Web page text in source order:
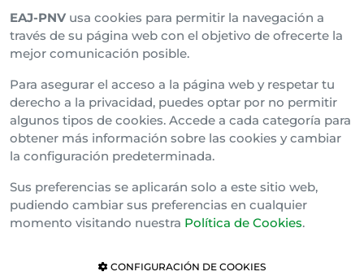
Araba Buru Batzar
Bizkai Buru Batzar
Gipuzko Buru Batzar
Ipar Buru Batzar
Napar Buru Batzar
EAJ-PNV usa cookies para permitir la navegación a
través de su página web con el objetivo de ofrecerte la
mejor comunicación posible.
Para asegurar el acceso a la página web y respetar tu
derecho a la privacidad, puedes optar por no permitir
algunos tipos de cookies. Accede a cada categoría para
obtener más información sobre las cookies y cambiar
la configuración predeterminada.
Sus preferencias se aplicarán solo a este sitio web,
pudiendo cambiar sus preferencias en cualquier
momento visitando nuestra Política de Cookies.
CONFIGURACIÓN DE COOKIES